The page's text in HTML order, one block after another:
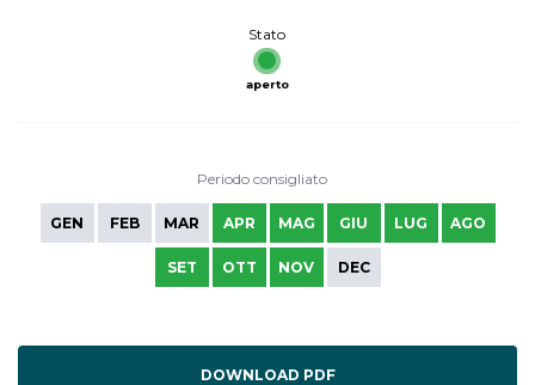
Stato
aperto
Periodo consigliato
GEN FEB MAR APR MAG GIU LUG AGO
SET OTT NOV DEC
DOWNLOAD PDF